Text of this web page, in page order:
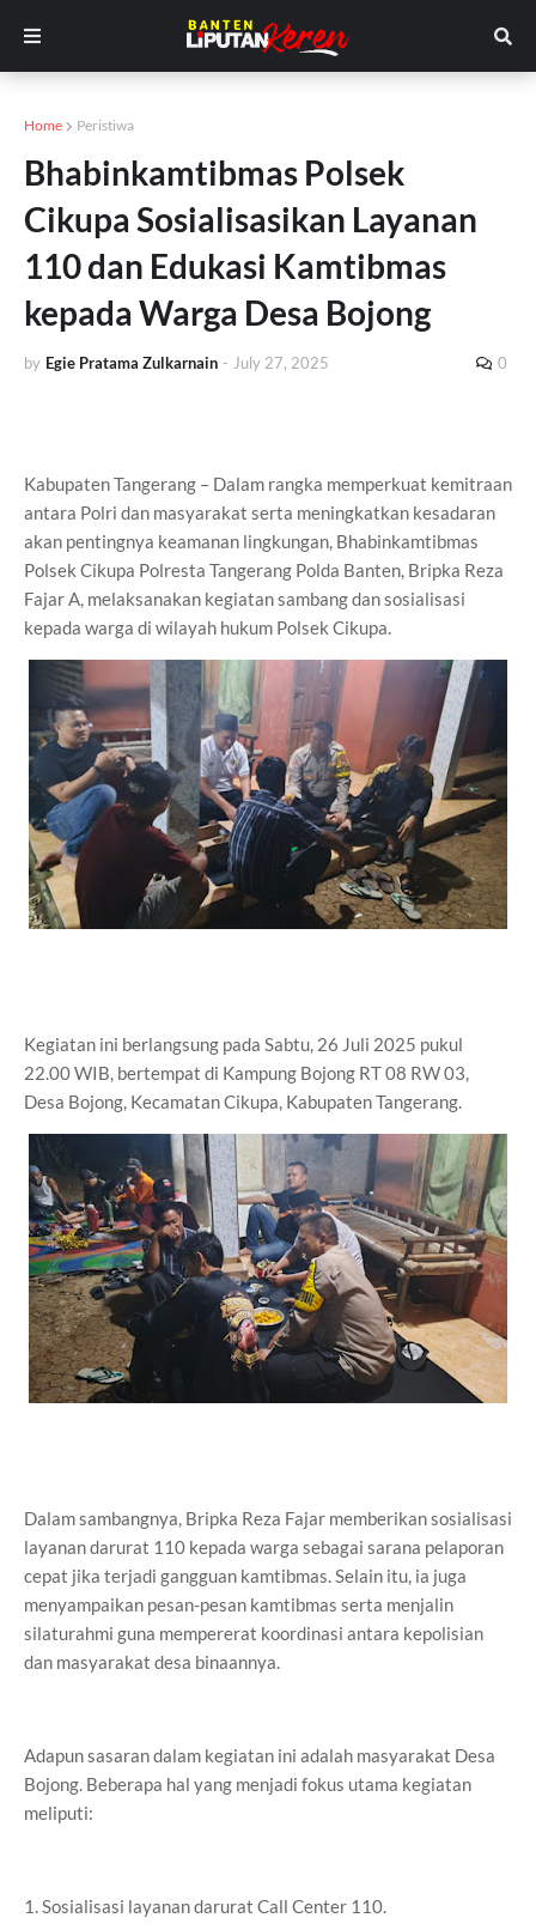
Home Peristiwa
Bhabinkamtibmas Polsek
Cikupa Sosialisasikan Layanan
110 dan Edukasi Kamtibmas
kepada Warga Desa Bojong
by Egie Pratama Zulkarnain - July 27, 2025 0
Kabupaten Tangerang – Dalam rangka memperkuat kemitraan
antara Polri dan masyarakat serta meningkatkan kesadaran
akan pentingnya keamanan lingkungan, Bhabinkamtibmas
Polsek Cikupa Polresta Tangerang Polda Banten, Bripka Reza
Fajar A, melaksanakan kegiatan sambang dan sosialisasi
kepada warga di wilayah hukum Polsek Cikupa.
Kegiatan ini berlangsung pada Sabtu, 26 Juli 2025 pukul
22.00 WIB, bertempat di Kampung Bojong RT 08 RW 03,
Desa Bojong, Kecamatan Cikupa, Kabupaten Tangerang.
Dalam sambangnya, Bripka Reza Fajar memberikan sosialisasi
layanan darurat 110 kepada warga sebagai sarana pelaporan
cepat jika terjadi gangguan kamtibmas. Selain itu, ia juga
menyampaikan pesan-pesan kamtibmas serta menjalin
silaturahmi guna mempererat koordinasi antara kepolisian
dan masyarakat desa binaannya.
Adapun sasaran dalam kegiatan ini adalah masyarakat Desa
Bojong. Beberapa hal yang menjadi fokus utama kegiatan
meliputi:
1. Sosialisasi layanan darurat Call Center 110.